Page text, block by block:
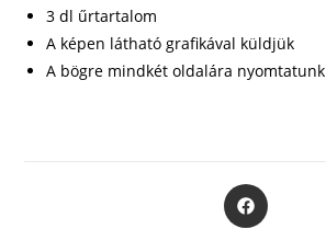
3 dl űrtartalom
A képen látható grafikával küldjük
A bögre mindkét oldalára nyomtatunk
Opens
in